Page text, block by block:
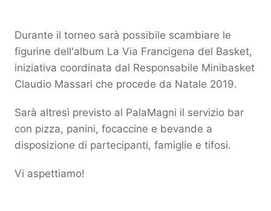
Durante il torneo sarà possibile scambiare le
figurine dell'album La Via Francigena del Basket,
iniziativa coordinata dal Responsabile Minibasket
Claudio Massari che procede da Natale 2019.
Sarà altresì previsto al PalaMagni il servizio bar
con pizza, panini, focaccine e bevande a
disposizione di partecipanti, famiglie e tifosi.
Vi aspettiamo!